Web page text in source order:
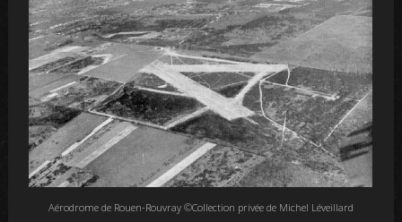
Aérodrome de Rouen-Rouvray ©Collection privée de Michel Léveillard